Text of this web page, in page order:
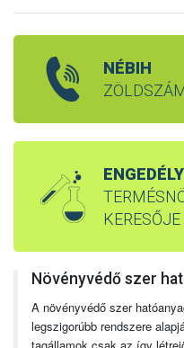
NÉBIH
KERESŐJE
Növényvédő szer
A növényvédő szer
legszigorúbb rendszere